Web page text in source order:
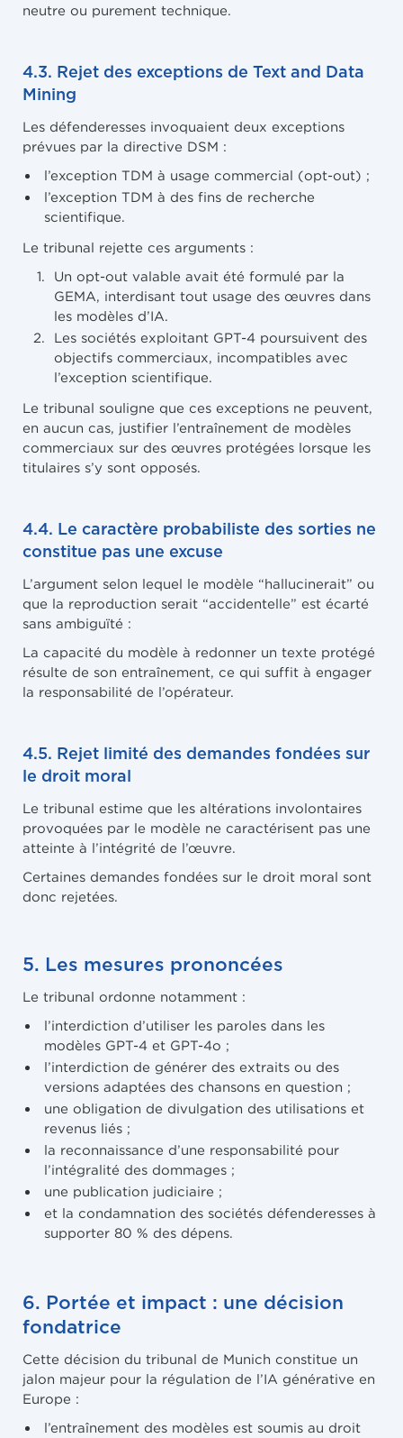
neutre ou purement technique.
4.3. Rejet des exceptions de Text and Data
Mining
Les défenderesses invoquaient deux exceptions
prévues par la directive DSM :
l’exception TDM à usage commercial (opt-out) ;
l’exception TDM à des fins de recherche
scientifique.
Le tribunal rejette ces arguments :
Un opt-out valable avait été formulé par la
GEMA, interdisant tout usage des œuvres dans
les modèles d’IA.
Les sociétés exploitant GPT-4 poursuivent des
objectifs commerciaux, incompatibles avec
l’exception scientifique.
Le tribunal souligne que ces exceptions ne peuvent,
en aucun cas, justifier l’entraînement de modèles
commerciaux sur des œuvres protégées lorsque les
titulaires s’y sont opposés.
4.4. Le caractère probabiliste des sorties ne
constitue pas une excuse
L’argument selon lequel le modèle “hallucinerait” ou
que la reproduction serait “accidentelle” est écarté
sans ambiguïté :
La capacité du modèle à redonner un texte protégé
résulte de son entraînement, ce qui suffit à engager
la responsabilité de l’opérateur.
4.5. Rejet limité des demandes fondées sur
le droit moral
Le tribunal estime que les altérations involontaires
provoquées par le modèle ne caractérisent pas une
atteinte à l’intégrité de l’œuvre.
Certaines demandes fondées sur le droit moral sont
donc rejetées.
5. Les mesures prononcées
Le tribunal ordonne notamment :
l’interdiction d’utiliser les paroles dans les
modèles GPT-4 et GPT-4o ;
l’interdiction de générer des extraits ou des
versions adaptées des chansons en question ;
une obligation de divulgation des utilisations et
revenus liés ;
la reconnaissance d’une responsabilité pour
l’intégralité des dommages ;
une publication judiciaire ;
et la condamnation des sociétés défenderesses à
supporter 80 % des dépens.
6. Portée et impact : une décision
fondatrice
Cette décision du tribunal de Munich constitue un
jalon majeur pour la régulation de l’IA générative en
Europe :
l’entraînement des modèles est soumis au droit